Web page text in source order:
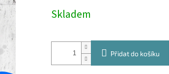
cena:
Skladem
Přidat do košíku